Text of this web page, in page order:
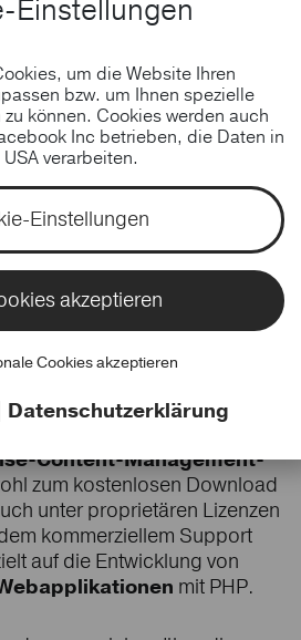
Content
Content-Management-
zum kostenlosen Download
unter proprietären Lizenzen
kommerziellem Support
auf die Entwicklung von
mit PHP.
Einstellungen
um die Website Ihren
bzw. um Ihnen spezielle
können. Cookies werden auch
Inc betrieben, die Daten in
verarbeiten.
Einstellungen
akzeptieren
Cookies akzeptieren
Datenschutzerklärung